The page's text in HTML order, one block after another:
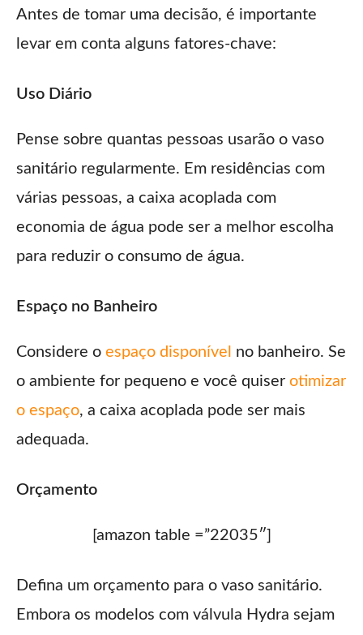
Antes de tomar uma decisão, é importante
levar em conta alguns fatores-chave:
Uso Diário
Pense sobre quantas pessoas usarão o vaso
sanitário regularmente. Em residências com
várias pessoas, a caixa acoplada com
economia de água pode ser a melhor escolha
para reduzir o consumo de água.
Espaço no Banheiro
Considere o espaço disponível no banheiro. Se
o ambiente for pequeno e você quiser otimizar
o espaço, a caixa acoplada pode ser mais
adequada.
Orçamento
[amazon table =”22035″]
Defina um orçamento para o vaso sanitário.
Embora os modelos com válvula Hydra sejam